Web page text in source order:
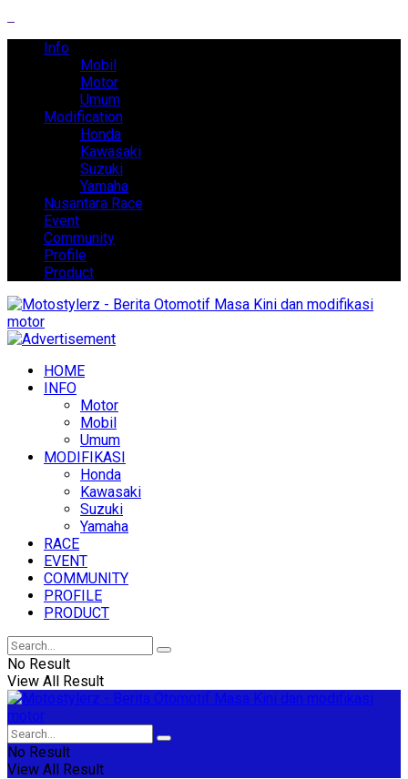
Info
Mobil
Motor
Umum
Modification
Honda
Kawasaki
Suzuki
Yamaha
Nusantara Race
Event
Community
Profile
Product
HOME
INFO
Motor
Mobil
Umum
MODIFIKASI
Honda
Kawasaki
Suzuki
Yamaha
RACE
EVENT
COMMUNITY
PROFILE
PRODUCT
No Result
View All Result
No Result
View All Result